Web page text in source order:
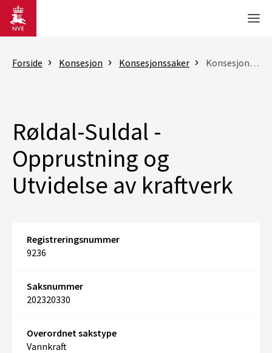
Gå til hovedinnhold
Forside Konsesjon Konsesjonssaker Konsesjonssak
Røldal-Suldal -
Opprustning og
Utvidelse av kraftverk
Registreringsnummer
9236
Saksnummer
202320330
Overordnet sakstype
Vannkraft